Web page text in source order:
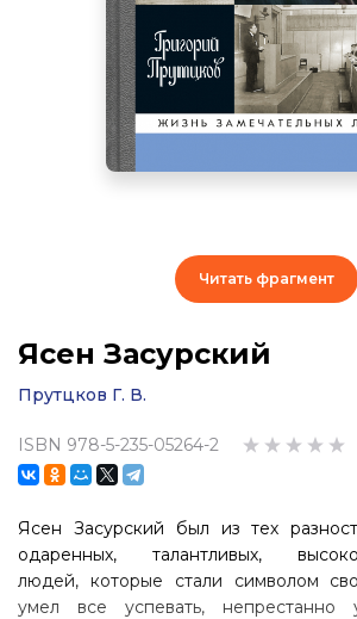
Ясен Засурский
Прутцков Г. В.
ISBN 978-5-235-05264-2
Ясен Засурский был из тех
одаренных, талантливых,
людей, которые стали символом
умел все успевать, непрестанно
Читать фрагмент